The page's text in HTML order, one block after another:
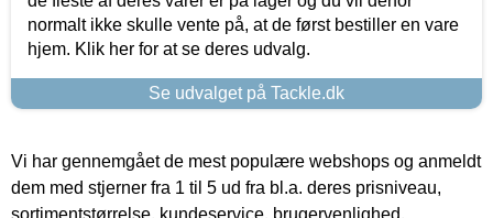
normalt ikke skulle vente på, at de først bestiller en vare
hjem. Klik her for at se deres udvalg.
Se udvalget på Tackle.dk
Vi har gennemgået de mest populære webshops og anmeldt
dem med stjerner fra 1 til 5 ud fra bl.a. deres prisniveau,
sortimentstørrelse, kundeservice, brugervenlighed,